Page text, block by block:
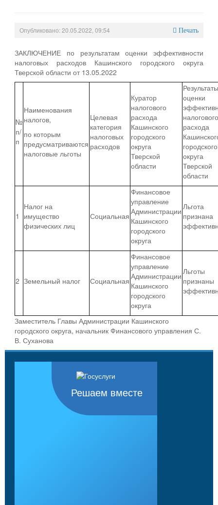
Опубликовано: 20.05.2022, 09:54 Печать
ЗАКЛЮЧЕНИЕ по результатам оценки эффективности
налоговых расходов Кашинского городского округа
Тверской области от 13.05.2022
№
п/
п
Наименования
налогов,
по которым
предусматриваются
налоговые льготы
Целевая
категория
налоговых
расходов
Куратор
налогового
расхода
Кашинского
городского
округа
Тверской
области
Результаты
оценки
налогового
расхода
городского
округа
Тверской
области
1
Налог на
имущество
физических лиц
Социальная
Финансовое
управление
Администрации
Кашинского
городского
округа
Льгота
признана
2 Земельный налог Социальная
Финансовое
управление
Администрации
Кашинского
городского
округа
Льготы
признаны
Заместитель Главы Администрации Кашинского
городского округа, начальник Финансового управления С.
В. Суханова
Решаем вместе